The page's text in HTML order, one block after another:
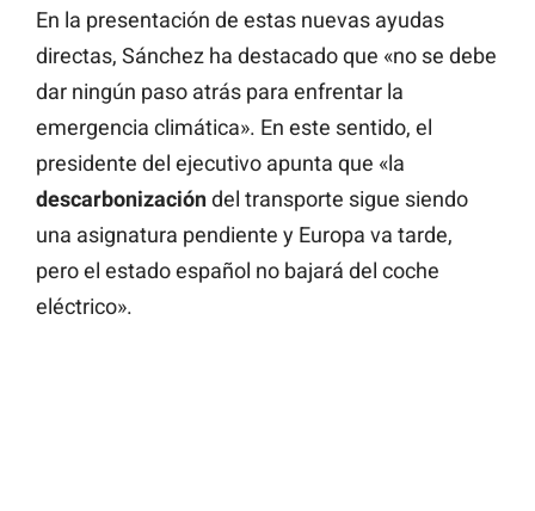
En la presentación de estas nuevas ayudas
directas, Sánchez ha destacado que «no se debe
dar ningún paso atrás para enfrentar la
emergencia climática». En este sentido, el
presidente del ejecutivo apunta que «la
descarbonizacióndel transporte sigue siendo
una asignatura pendiente y Europa va tarde,
pero el estado español no bajará del coche
eléctrico».